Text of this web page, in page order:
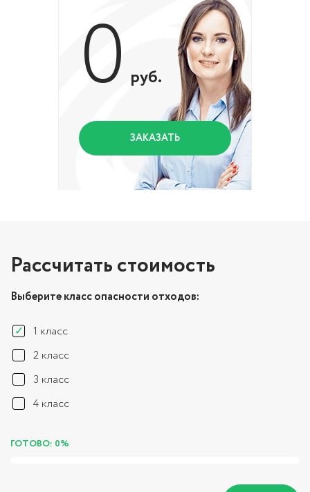
0 руб.
ЗАКАЗАТЬ
Рассчитать стоимость
Выберите класс опасности отходов:
1 класс
2 класс
3 класс
4 класс
ГОТОВО: 0%